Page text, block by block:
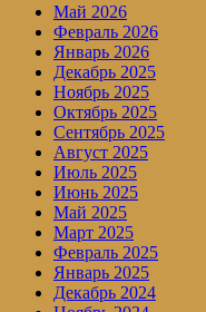
Май 2026
Февраль 2026
Январь 2026
Декабрь 2025
Ноябрь 2025
Октябрь 2025
Сентябрь 2025
Август 2025
Июль 2025
Июнь 2025
Май 2025
Март 2025
Февраль 2025
Январь 2025
Декабрь 2024